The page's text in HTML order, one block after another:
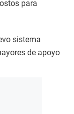
para
sistema
de apoyo